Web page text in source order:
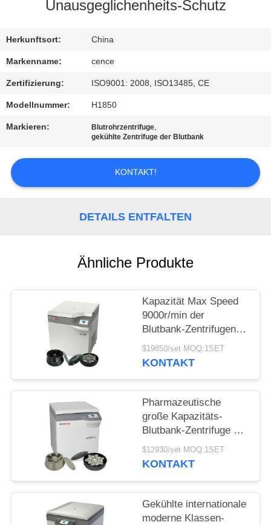
MIT
UNS
NEUIGKEITEN
RECHTSSACHEN
VR
Unausgeglichenheits-Schutz
Herkunftsort: China
Markenname: cence
Zertifizierung: ISO9001: 2008, ISO13485, CE
Modellnummer: H1850
Markieren: Blutrohrzentrifuge,
gekühlte Zentrifuge der Blutbank
KONTAKT!
DETAILS ENTFALTEN
Ähnliche Produkte
Kapazität Max Speed
9000r/min der
Blutbank-Zentrifugen-
CL8R MAC Test
Refrigerated Centrifuge
$19850/set MOQ:1SET
KONTAKT
Pharmazeutische
große Kapazitäts-
Blutbank-Zentrifuge der
Boden-Stellungs-
Zentrifugen-
$12930/set MOQ:1SET
KONTAKT
Gekühlte internationale
moderne Klassen-